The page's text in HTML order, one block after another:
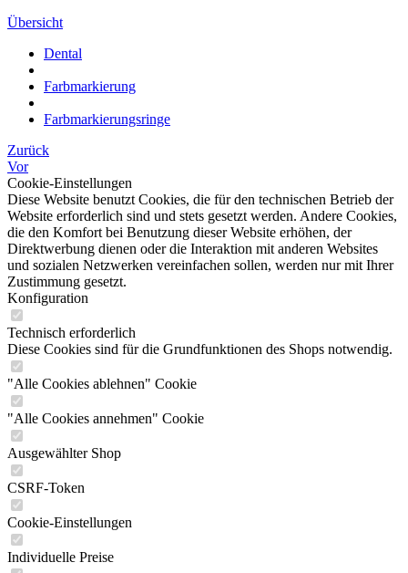
Übersicht
Dental
Farbmarkierung
Farbmarkierungsringe
Zurück
Vor
Cookie-Einstellungen
Diese Website benutzt Cookies, die für den technischen Betrieb der
Website erforderlich sind und stets gesetzt werden. Andere Cookies,
die den Komfort bei Benutzung dieser Website erhöhen, der
Direktwerbung dienen oder die Interaktion mit anderen Websites
und sozialen Netzwerken vereinfachen sollen, werden nur mit Ihrer
Zustimmung gesetzt.
Konfiguration
Technisch erforderlich
Diese Cookies sind für die Grundfunktionen des Shops notwendig.
"Alle Cookies ablehnen" Cookie
"Alle Cookies annehmen" Cookie
Ausgewählter Shop
CSRF-Token
Cookie-Einstellungen
Individuelle Preise